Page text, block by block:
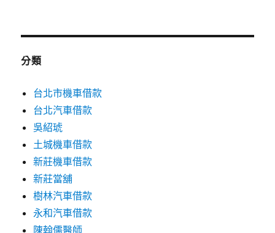
分類
台北市機車借款
台北汽車借款
吳紹琥
土城機車借款
新莊機車借款
新莊當舖
樹林汽車借款
永和汽車借款
陳翰儒醫師